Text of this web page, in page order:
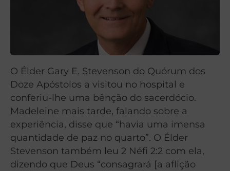
O Élder Gary E. Stevenson do Quórum dos
Doze Apóstolos a visitou no hospital e
conferiu-lhe uma bênção do sacerdócio.
Madeleine mais tarde, falando sobre a
experiência, disse que “havia uma imensa
quantidade de paz no quarto”. O Élder
Stevenson também leu 2 Néfi 2:2 com ela,
dizendo que Deus “consagrará [a aflição